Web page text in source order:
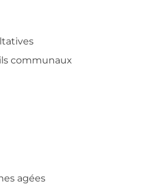
communaux
agées